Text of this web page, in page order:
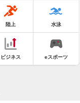
陸上 水泳
ビジネス eスポーツ